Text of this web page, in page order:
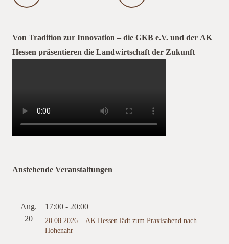
Von Tradition zur Innovation – die GKB e.V. und der AK
Hessen präsentieren die Landwirtschaft der Zukunft
Anstehende Veranstaltungen
Aug.
20
17:00-20:00
20.08.2026 – AK Hessen lädt zum Praxisabend nach
Hohenahr